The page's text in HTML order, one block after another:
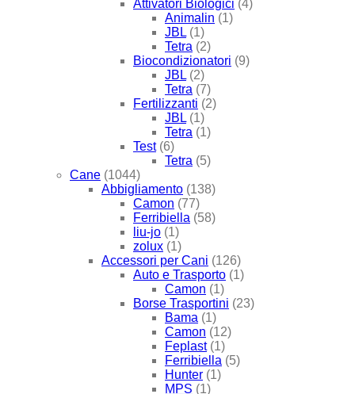
Attivatori Biologici (4)
Animalin (1)
JBL (1)
Tetra (2)
Biocondizionatori (9)
JBL (2)
Tetra (7)
Fertilizzanti (2)
JBL (1)
Tetra (1)
Test (6)
Tetra (5)
Cane (1044)
Abbigliamento (138)
Camon (77)
Ferribiella (58)
liu-jo (1)
zolux (1)
Accessori per Cani (126)
Auto e Trasporto (1)
Camon (1)
Borse Trasportini (23)
Bama (1)
Camon (12)
Feplast (1)
Ferribiella (5)
Hunter (1)
MPS (1)